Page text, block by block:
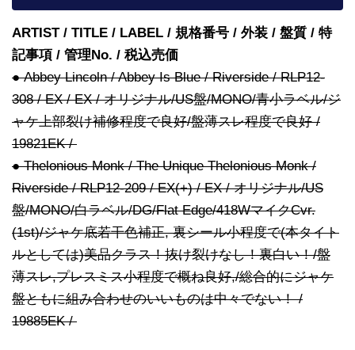
ARTIST / TITLE / LABEL / 規格番号 / 外装 / 盤質 / 特
記事項 / 管理No. / 税込売価
● Abbey Lincoln / Abbey Is Blue / Riverside / RLP12-
308 / EX / EX / オリジナル/US盤/MONO/青小ラベル/ジ
ャケ上部裂け補修程度で良好/盤薄スレ程度で良好 /
19821EK /
● Thelonious Monk / The Unique Thelonious Monk /
Riverside / RLP12-209 / EX(+) / EX / オリジナル/US
盤/MONO/白ラベル/DG/Flat Edge/418WマイクCvr.
(1st)/ジャケ底若干色補正, 裏シール小程度で(本タイト
ルとしては)美品クラス！抜け裂けなし！裏白い！/盤
薄スレ,プレスミス小程度で概ね良好,/総合的にジャケ
盤ともに組み合わせのいいものは中々でない！ /
19885EK /